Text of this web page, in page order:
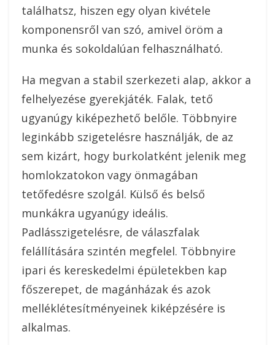
találhatsz, hiszen egy olyan kivétele
komponensről van szó, amivel öröm a
munka és sokoldalúan felhasználható.
Ha megvan a stabil szerkezeti alap, akkor a
felhelyezése gyerekjáték. Falak, tető
ugyanúgy kiképezhető belőle. Többnyire
leginkább szigetelésre használják, de az
sem kizárt, hogy burkolatként jelenik meg
homlokzatokon vagy önmagában
tetőfedésre szolgál. Külső és belső
munkákra ugyanúgy ideális.
Padlásszigetelésre, de válaszfalak
felállítására szintén megfelel. Többnyire
ipari és kereskedelmi épületekben kap
főszerepet, de magánházak és azok
melléklétesítményeinek kiképzésére is
alkalmas.